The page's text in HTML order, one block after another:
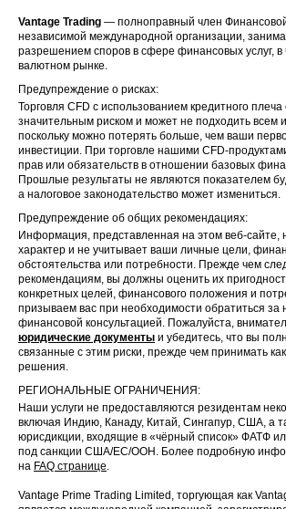
Vantage Trading — полноправный член
независимой международной организации,
разрешением споров в сфере финансовых услуг, в
валютном рынке.
Предупреждение о рисках:
Торговля CFD с использованием кредитного
значительным риском и может не подходить всем
поскольку можно потерять больше, чем ваши
инвестиции. При торговле нашими CFD-
прав или обязательств в отношении базовых
Прошлые результаты не являются показателем
а налоговое законодательство может измениться.
Предупреждение об общих рекомендациях:
Информация, представленная на этом веб-сайте,
характер и не учитывает ваши личные цели,
обстоятельства или потребности. Прежде чем
рекомендациям, вы должны оценить их
конкретных целей, финансового положения и
призываем вас при необходимости обратиться за
финансовой консультацией. Пожалуйста,
юридические документы и убедитесь, что вы
связанные с этим риски, прежде чем принимать
решения.
РЕГИОНАЛЬНЫЕ ОГРАНИЧЕНИЯ:
Наши услуги не предоставляются резидентам
включая Индию, Канаду, Китай, Сингапур, США, а
юрисдикции, входящие в «чёрный список» ФАТФ
под санкции США/ЕС/ООН. Более подробную
на FAQ странице.
Vantage Prime Trading Limited, торгующая как